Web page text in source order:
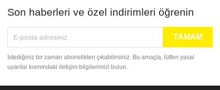
Son haberleri ve özel indirimleri öğrenin
İstediğiniz bir zaman abonelikten çıkabilirsiniz. Bu amaçla, lütfen yasal
uyarılar kısmındaki iletişim bilgilerimizi bulun.